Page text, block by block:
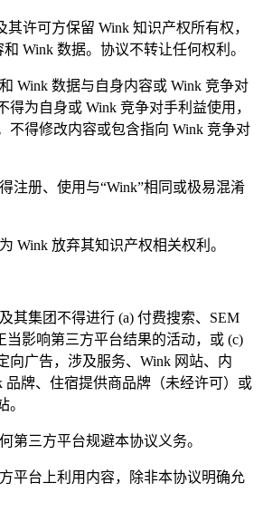
其许可方保留 Wink 知识产权所有权，
Wink 数据。协议不转让任何权利。
Wink 数据与自身内容或 Wink 竞争对
得为自身或 Wink 竞争对手利益使用，
不得修改内容或包含指向 Wink 竞争对
注册、使用与“Wink”相同或极易混淆
Wink 放弃其知识产权相关权利。
其集团不得进行 (a) 付费搜索、SEM
当影响第三方平台结果的活动，或 (c)
向广告，涉及服务、Wink 网站、内
品牌、住宿提供商品牌（未经许可）或
。
第三方平台规避本协议义务。
平台上利用内容，除非本协议明确允